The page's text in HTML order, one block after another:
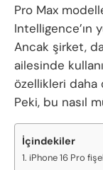
Pro Max
Ancak şirket,
ailesinde
özellikleri
Peki, bu nasıl
İçindekiler
iPhone 16 Pro